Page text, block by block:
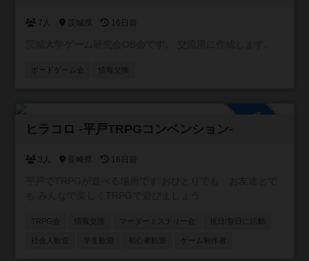
土日祝のカテゴリに分けて参加を募っていきます。 これか
ニティに参加いただき、開催の連絡ができる人数を増やさ
7人 茨城県 16日前
ボードゲーム会 情報交換
ヒラコロ -平戸TRPGコンベンション-
3人 長崎県 16日前
TRPG会 情報交換 マーダーミステリー会 祝日/祭日に活動
社会人歓迎 学生歓迎 初心者歓迎 ゲーム制作者